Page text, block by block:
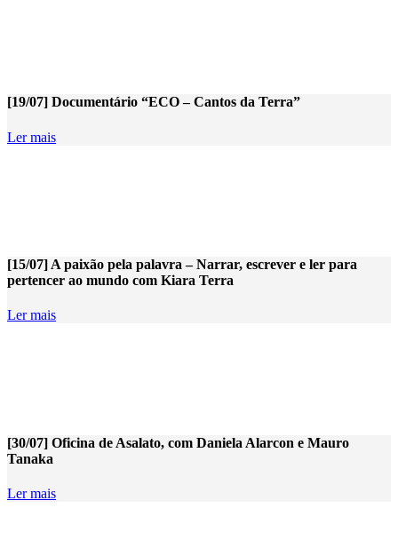
[19/07] Documentário “ECO – Cantos da Terra”
Ler mais
[15/07] A paixão pela palavra – Narrar, escrever e ler para
pertencer ao mundo com Kiara Terra
Ler mais
[30/07] Oficina de Asalato, com Daniela Alarcon e Mauro
Tanaka
Ler mais